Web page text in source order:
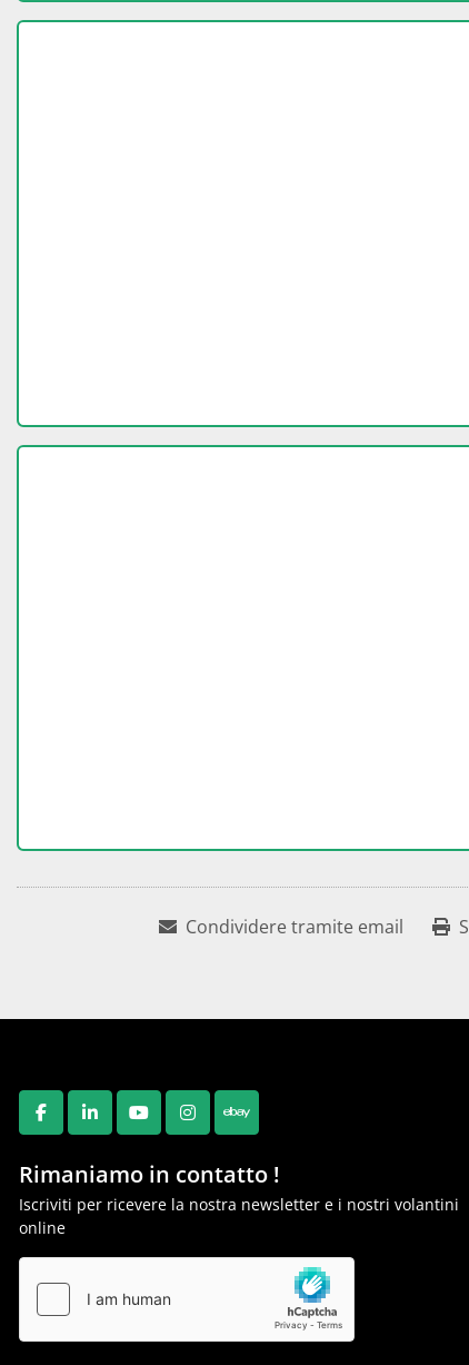
Condividere tramite email
FACEBOOK
LINKEDINYOUTUBEINSTAGRAM
EBAY
Rimaniamo in contatto !
Iscriviti per ricevere la nostra newsletter e i nostri volantini
online